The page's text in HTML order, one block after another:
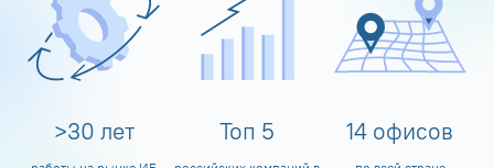
>30 лет Топ 5 14 офисов